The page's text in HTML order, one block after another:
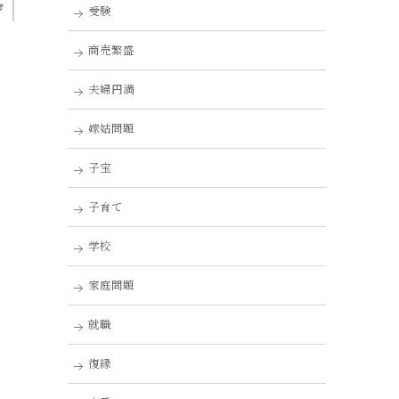
受験
商売繁盛
夫婦円満
嫁姑問題
子宝
子育て
学校
家庭問題
就職
復縁